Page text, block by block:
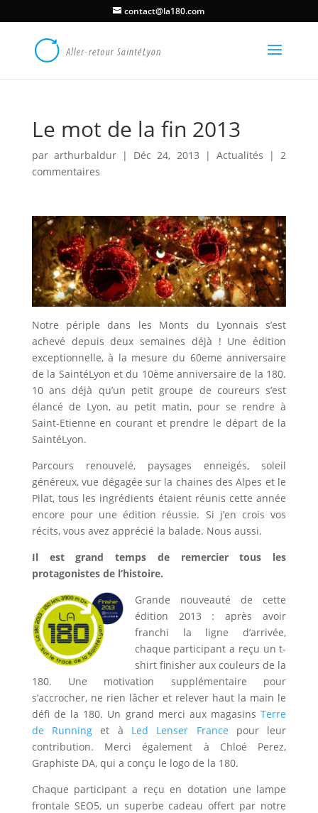
contact@la180.com
Le mot de la fin 2013
par arthurbaldur| Déc 24, 2013 | Actualités |2
commentaires
Notre périple dans les Monts du Lyonnais s’est
achevé depuis deux semaines déjà ! Une édition
exceptionnelle, à la mesure du 60eme anniversaire
de la SaintéLyon et du 10ème anniversaire de la 180.
10 ans déjà qu’un petit groupe de coureurs s’est
élancé de Lyon, au petit matin, pour se rendre à
Saint-Etienne en courant et prendre le départ de la
SaintéLyon.
Parcours renouvelé, paysages enneigés, soleil
généreux, vue dégagée sur la chaines des Alpes et le
Pilat, tous les ingrédients étaient réunis cette année
encore pour une édition réussie. Si j’en crois vos
récits, vous avez apprécié la balade. Nous aussi.
Il est grand temps de remercier tous les
protagonistes de l’histoire.
Grande nouveauté de cette
édition 2013 : après avoir
franchi la ligne d’arrivée,
chaque participant a reçu un t-
shirt finisher aux couleurs de la
180. Une motivation supplémentaire pour
s’accrocher, ne rien lâcher et relever haut la main le
défi de la 180. Un grand merci aux magasinsTerre
de Running et à Led Lenser France pour leur
contribution. Merci également à Chloé Perez,
Graphiste DA, qui a conçu le logo de la 180.
Chaque participant a reçu en dotation une lampe
frontale SEO5, un superbe cadeau offert par notre